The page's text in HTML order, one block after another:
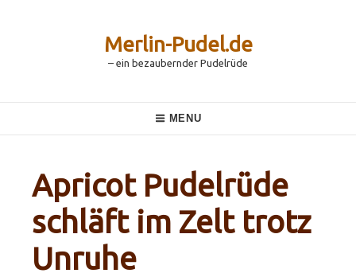
Merlin-Pudel.de
– ein bezaubernder Pudelrüde
Navigation
MENU
Apricot Pudelrüde
schläft im Zelt trotz
Unruhe